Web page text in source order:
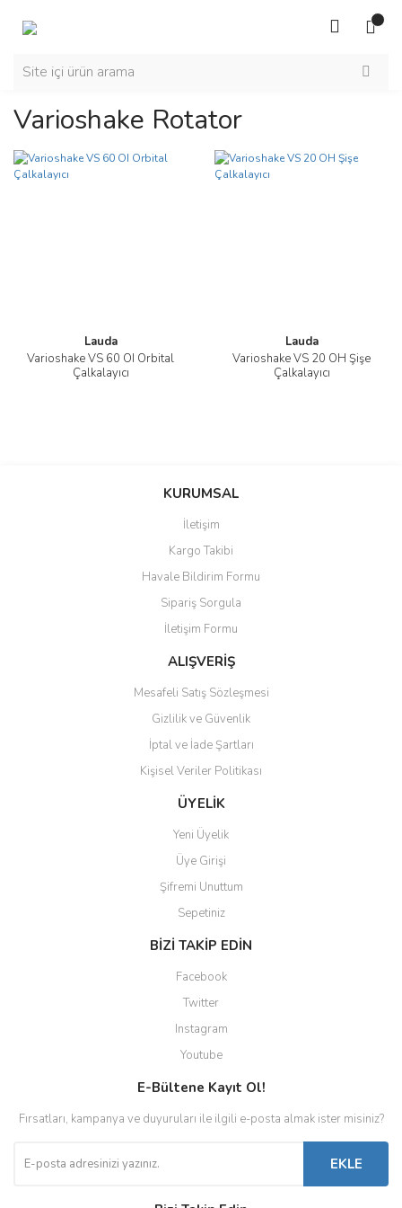
Varioshake Rotator
Lauda
Varioshake VS 60 OI Orbital
Çalkalayıcı
Lauda
Varioshake VS 20 OH Şişe
Çalkalayıcı
KURUMSAL
İletişim
Kargo Takibi
Havale Bildirim Formu
Sipariş Sorgula
İletişim Formu
ALIŞVERİŞ
Mesafeli Satış Sözleşmesi
Gizlilik ve Güvenlik
İptal ve İade Şartları
Kişisel Veriler Politikası
ÜYELİK
Yeni Üyelik
Üye Girişi
Şifremi Unuttum
Sepetiniz
BİZİ TAKİP EDİN
Facebook
Twitter
Instagram
Youtube
E-Bültene Kayıt Ol!
Fırsatları, kampanya ve duyuruları ile ilgili e-posta almak ister misiniz?
EKLE